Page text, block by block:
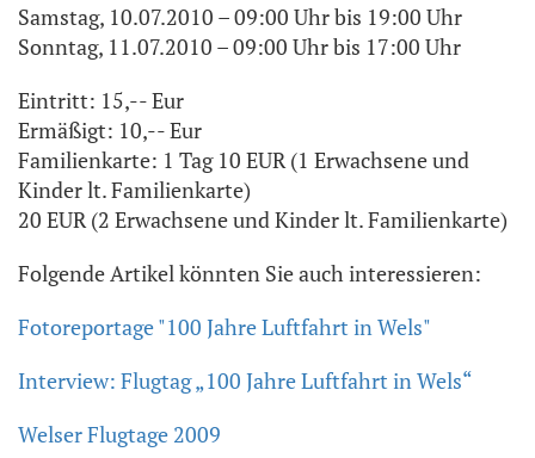
Samstag, 10.07.2010 – 09:00 Uhr bis 19:00 Uhr
Sonntag, 11.07.2010 – 09:00 Uhr bis 17:00 Uhr
Eintritt: 15,-- Eur
Ermäßigt: 10,-- Eur
Familienkarte: 1 Tag 10 EUR (1 Erwachsene und
Kinder lt. Familienkarte)
20 EUR (2 Erwachsene und Kinder lt. Familienkarte)
Folgende Artikel könnten Sie auch interessieren:
Fotoreportage "100 Jahre Luftfahrt in Wels"
Interview: Flugtag „100 Jahre Luftfahrt in Wels“
Welser Flugtage 2009